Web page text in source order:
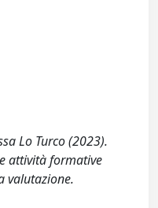
Lo Turco (2023).
attività formative
valutazione.